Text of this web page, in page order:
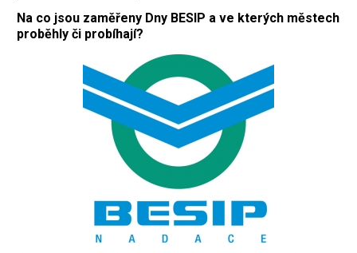
Na co jsou zaměřeny Dny BESIP a ve kterých městech
proběhly či probíhají?